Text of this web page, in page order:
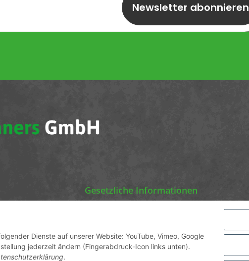
Dienste auf unserer Website: YouTube, Vimeo, Google
jederzeit ändern (Fingerabdruck-Icon links unten).
.
Newsletter abonnieren
Gesetzliche Informationen
AGB
Sitemap